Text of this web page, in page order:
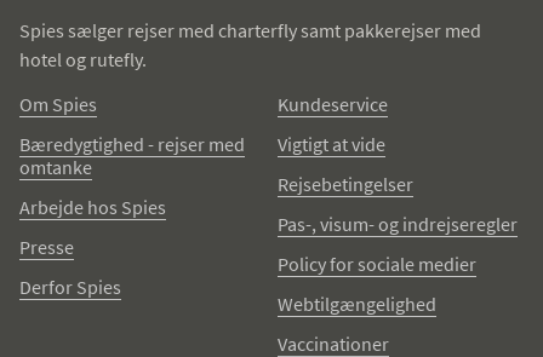
Spies sælger rejser med charterfly samt pakkerejser med
hotel og rutefly.
Om Spies
Bæredygtighed - rejser med
omtanke
Arbejde hos Spies
Presse
Derfor Spies
Kundeservice
Vigtigt at vide
Rejsebetingelser
Pas-, visum- og indrejseregler
Policy for sociale medier
Webtilgængelighed
Vaccinationer